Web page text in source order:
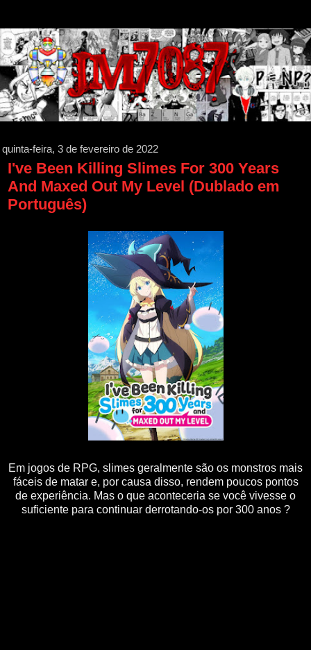
quinta-feira, 3 de fevereiro de 2022
I've Been Killing Slimes For 300 Years
And Maxed Out My Level (Dublado em
Português)
Em jogos de RPG, slimes geralmente são os monstros mais
fáceis de matar e, por causa disso, rendem poucos pontos
de experiência. Mas o que aconteceria se você vivesse o
suficiente para continuar derrotando-os por 300 anos ?